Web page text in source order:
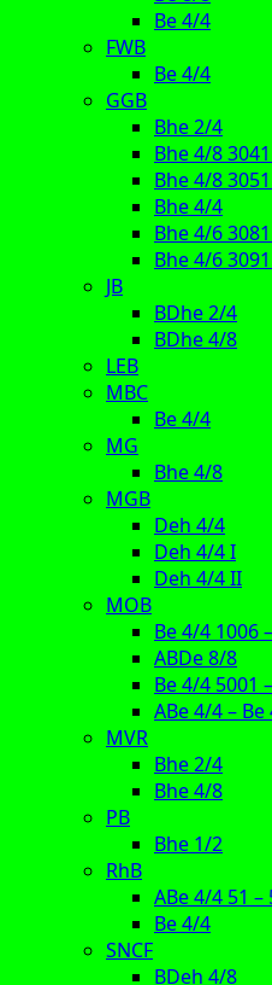
Be 4/4
FWB
Be 4/4
GGB
Bhe 2/4
Bhe 4/8
Bhe 4/8
Bhe 4/4
Bhe 4/6
Bhe 4/6
JB
BDhe 2/4
BDhe 4/8
LEB
MBC
Be 4/4
MG
Bhe 4/8
MGB
Deh 4/4
Deh 4/4 I
Deh 4/4 II
MOB
Be 4/4 1006
ABDe 8/8
Be 4/4 5001
ABe 4/4 – Be
MVR
Bhe 2/4
Bhe 4/8
PB
Bhe 1/2
RhB
ABe 4/4 51 –
Be 4/4
SNCF
BDeh 4/8